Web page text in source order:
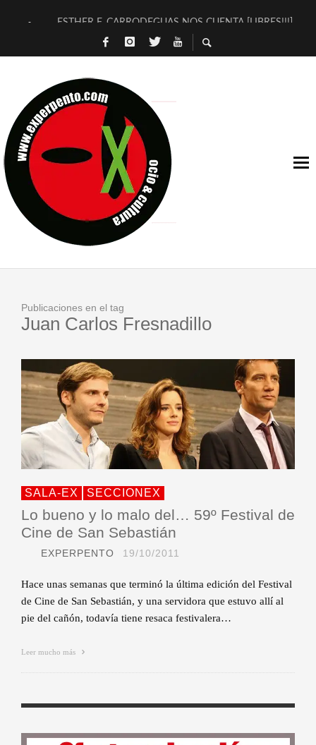
ESTHER F. CARRODEGUAS NOS CUENTA [LIBRES!!!]
[TERRA DE GUAPES] DE SANDRA MONFORT
TIMBRE 4, LA ESCUELA DEL DIRECTOR TEATRAL CLAUDIO
30 AÑOS (NO ES NADA) DE LA KATARSIS DEL TOMATAZO
MILITARES JUDÍAS EN #EXVITA
D’BALDOMEROS REINVENTAN [BITÁCORA 3.0] EN EXVITA
MARSHALL FLASH PRESENTA EN EXVITA [RELATIVA
JOFRE BARDAGÍ EN EXVITA INTERPRETANDO A SERRAT
Publicaciones en el tag
Juan Carlos Fresnadillo
SALA-EX SECCIONEX
Lo bueno y lo malo del… 59º Festival de
Cine de San Sebastián
EXPERPENTO 19/10/2011
Hace unas semanas que terminó la última edición del Festival
de Cine de San Sebastián, y una servidora que estuvo allí al
pie del cañón, todavía tiene resaca festivalera…
Leer mucho más